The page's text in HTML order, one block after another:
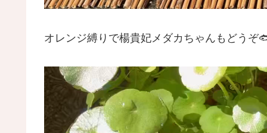
オレンジ縛りで楊貴妃メダカちゃんもどうぞ